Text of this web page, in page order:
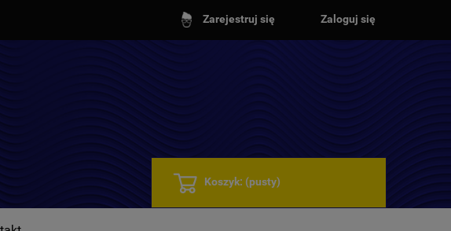
Zarejestruj się Zaloguj się
Koszyk: (pusty)